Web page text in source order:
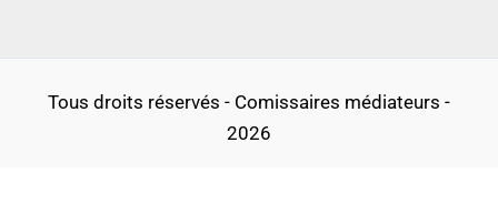
Tous droits réservés - Comissaires médiateurs -
2026